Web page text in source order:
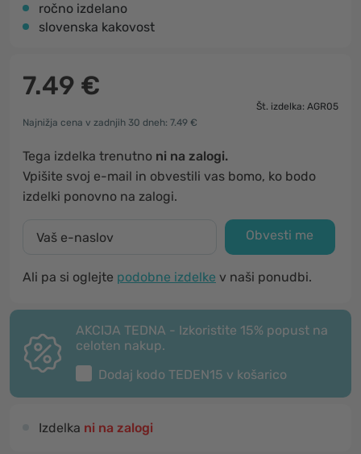
ročno izdelano
slovenska kakovost
7.49 €
Št. izdelka: AGR05
Najnižja cena v zadnjih 30 dneh: 7.49 €
Tega izdelka trenutno ni na zalogi.
Vpišite svoj e-mail in obvestili vas bomo, ko bodo
izdelki ponovno na zalogi.
Obvesti me
Ali pa si oglejte podobne izdelke v naši ponudbi.
AKCIJA TEDNA - Izkoristite 15% popust na
celoten nakup.
Dodaj kodo TEDEN15 v košarico
Izdelka ni na zalogi